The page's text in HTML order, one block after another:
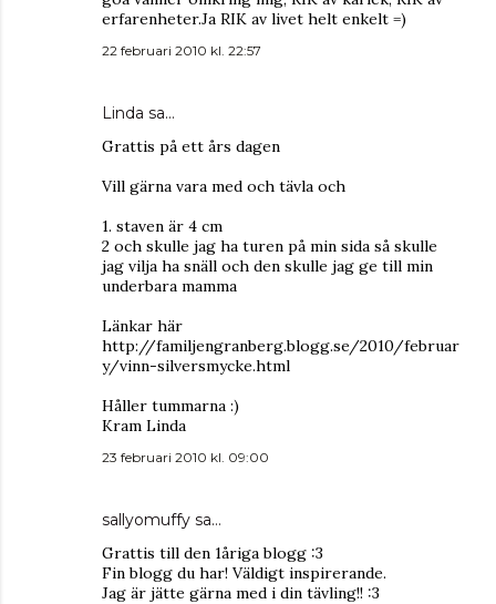
erfarenheter.Ja RIK av livet helt enkelt =)
22 februari 2010 kl. 22:57
Linda sa…
Grattis på ett års dagen
Vill gärna vara med och tävla och
1. staven är 4 cm
2 och skulle jag ha turen på min sida så skulle
jag vilja ha snäll och den skulle jag ge till min
underbara mamma
Länkar här
http://familjengranberg.blogg.se/2010/februar
y/vinn-silversmycke.html
Håller tummarna :)
Kram Linda
23 februari 2010 kl. 09:00
sallyomuffy sa…
Grattis till den 1åriga blogg :3
Fin blogg du har! Väldigt inspirerande.
Jag är jätte gärna med i din tävling!! :3